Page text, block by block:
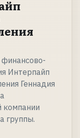
Интерпайп
Геннадия
компании
группы.